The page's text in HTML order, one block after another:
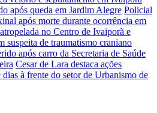
após queda em Jardim Alegre Policial
após morte durante ocorrência em
no Centro de Ivaiporã e
suspeita de traumatismo craniano
após carro da Secretaria de Saúde
Cesar de Lara destaca ações
à frente do setor de Urbanismo de